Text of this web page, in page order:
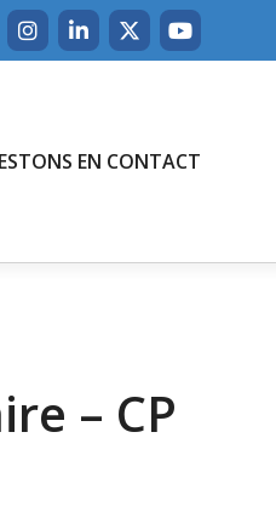
EN CONTACT
– CP